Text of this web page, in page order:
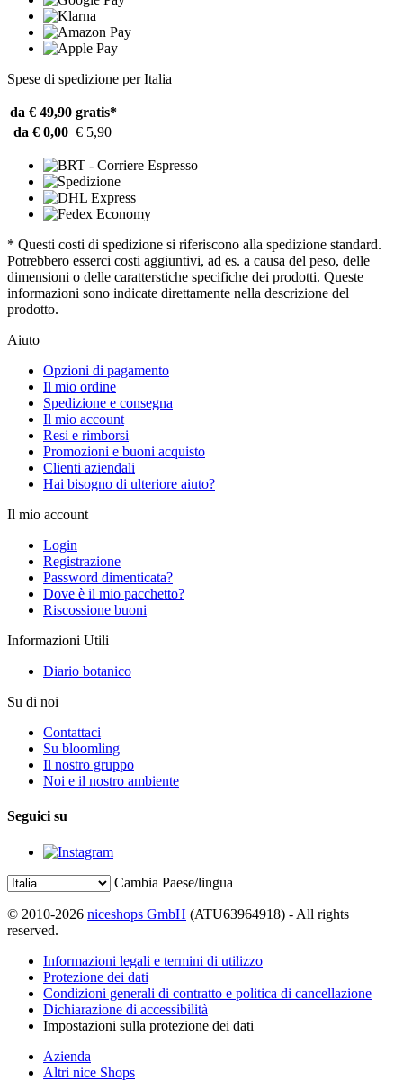
Spese di spedizione per Italia
da € 49,90 gratis*
da € 0,00 € 5,90
* Questi costi di spedizione si riferiscono alla spedizione standard.
Potrebbero esserci costi aggiuntivi, ad es. a causa del peso, delle
dimensioni o delle caratterstiche specifiche dei prodotti. Queste
informazioni sono indicate direttamente nella descrizione del
prodotto.
Aiuto
Opzioni di pagamento
Il mio ordine
Spedizione e consegna
Il mio account
Resi e rimborsi
Promozioni e buoni acquisto
Clienti aziendali
Hai bisogno di ulteriore aiuto?
Il mio account
Login
Registrazione
Password dimenticata?
Dove è il mio pacchetto?
Riscossione buoni
Informazioni Utili
Diario botanico
Su di noi
Contattaci
Su bloomling
Il nostro gruppo
Noi e il nostro ambiente
Seguici su
Cambia Paese/lingua
© 2010-2026 niceshops GmbH (ATU63964918) - All rights
reserved.
Informazioni legali e termini di utilizzo
Protezione dei dati
Condizioni generali di contratto e politica di cancellazione
Dichiarazione di accessibilità
Impostazioni sulla protezione dei dati
Azienda
Altri nice Shops